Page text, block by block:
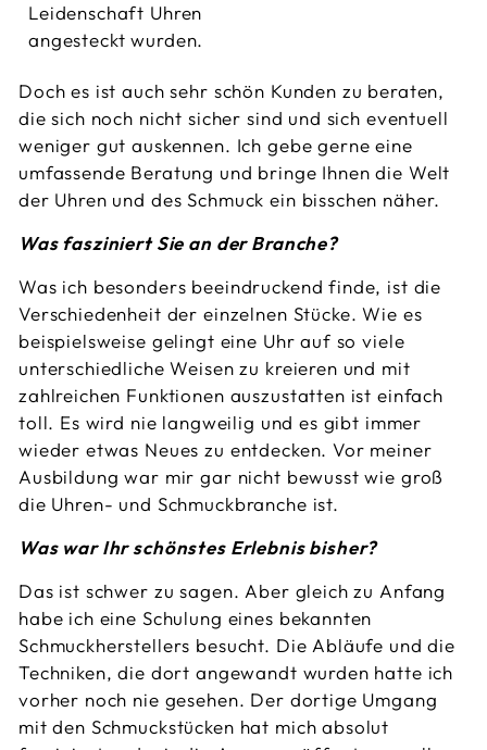
Leidenschaft Uhren
angesteckt wurden.
Doch es ist auch sehr schön Kunden zu beraten,
die sich noch nicht sicher sind und sich eventuell
weniger gut auskennen. Ich gebe gerne eine
umfassende Beratung und bringe Ihnen die Welt
der Uhren und des Schmuck ein bisschen näher.
Was fasziniert Sie an der Branche?
Was ich besonders beeindruckend finde, ist die
Verschiedenheit der einzelnen Stücke. Wie es
beispielsweise gelingt eine Uhr auf so viele
unterschiedliche Weisen zu kreieren und mit
zahlreichen Funktionen auszustatten ist einfach
toll. Es wird nie langweilig und es gibt immer
wieder etwas Neues zu entdecken. Vor meiner
Ausbildung war mir gar nicht bewusst wie groß
die Uhren- und Schmuckbranche ist.
Was war Ihr schönstes Erlebnis bisher?
Das ist schwer zu sagen. Aber gleich zu Anfang
habe ich eine Schulung eines bekannten
Schmuckherstellers besucht. Die Abläufe und die
Techniken, die dort angewandt wurden hatte ich
vorher noch nie gesehen. Der dortige Umgang
mit den Schmuckstücken hat mich absolut